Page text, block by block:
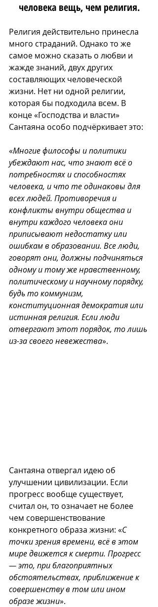
человека вещь, чем религия.
Религия действительно принесла
много страданий. Однако то же
самое можно сказать о любви и
жажде знаний, двух других
составляющих человеческой
жизни. Нет ни одной религии,
которая бы подходила всем. В
конце «Господства и власти»
Сантаяна особо подчёркивает это:
«Многие философы и политики
убеждают нас, что знают всё о
потребностях и способностях
человека, и что те одинаковы для
всех людей. Противоречия и
конфликты внутри общества и
внутри каждого человека они
приписывают недостатку или
ошибкам в образовании. Все люди,
говорят они, должны подчиняться
одному и тому же нравственному,
политическому и научному порядку,
будь то коммунизм,
конституционная демократия или
истинная религия. Если люди
отвергают этот порядок, то лишь
из-за своего невежества».
Сантаяна отвергал идею об
улучшении цивилизации. Если
прогресс вообще существует,
считал он, то означает не более
чем совершенствование
конкретного образа жизни: «С
точки зрения времени, всё в этом
мире движется к смерти. Прогресс
— это, при благоприятных
обстоятельствах, приближение к
совершенству в том или ином
образе жизни».